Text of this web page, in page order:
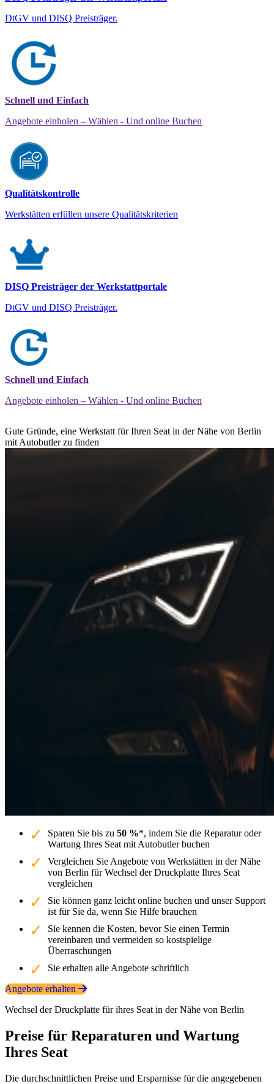
DtGV und DISQ Preisträger.
Schnell und Einfach
Angebote einholen – Wählen - Und online Buchen
Qualitätskontrolle
Werkstätten erfüllen unsere Qualitätskriterien
DISQ Preisträger der Werkstattportale
DtGV und DISQ Preisträger.
Schnell und Einfach
Angebote einholen – Wählen - Und online Buchen
Gute Gründe, eine Werkstatt für Ihren Seat in der Nähe von Berlin
mit Autobutler zu finden
Sparen Sie bis zu 50 %*, indem Sie die Reparatur oder
Wartung Ihres Seat mit Autobutler buchen
Vergleichen Sie Angebote von Werkstätten in der Nähe
von Berlin für Wechsel der Druckplatte Ihres Seat
vergleichen
Sie können ganz leicht online buchen und unser Support
ist für Sie da, wenn Sie Hilfe brauchen
Sie kennen die Kosten, bevor Sie einen Termin
vereinbaren und vermeiden so kostspielige
Überraschungen
Sie erhalten alle Angebote schriftlich
Angebote erhalten
Wechsel der Druckplatte für ihres Seat in der Nähe von Berlin
Preise für Reparaturen und Wartung
Ihres Seat
Die durchschnittlichen Preise und Ersparnisse für die angegebenen